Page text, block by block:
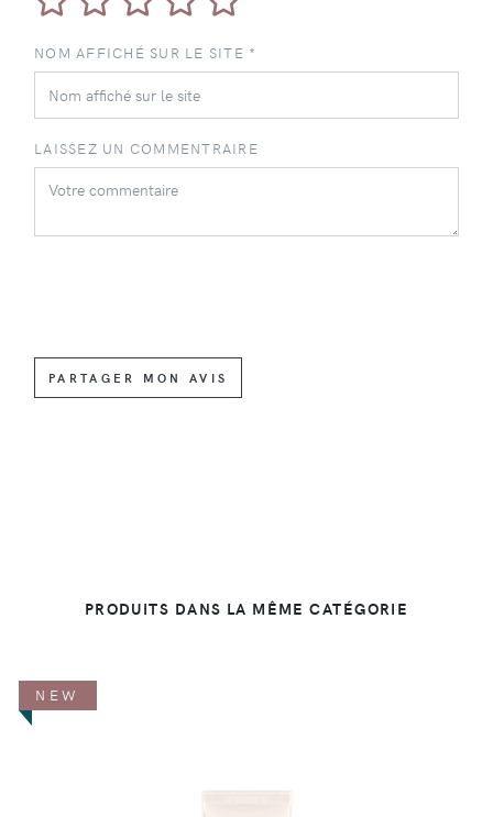
NOM AFFICHÉ SUR LE SITE *
LAISSEZ UN COMMENTRAIRE
PARTAGER MON AVIS
PRODUITS DANS LA MÊME CATÉGORIE
NEW